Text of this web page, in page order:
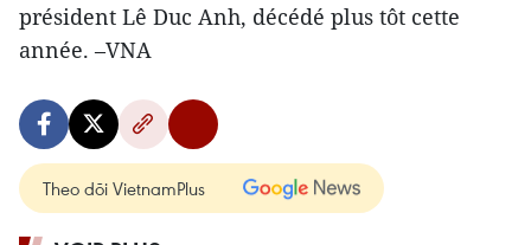
président Lê Duc Anh, décédé plus tôt cette
année. –VNA
Theo dõi VietnamPlus